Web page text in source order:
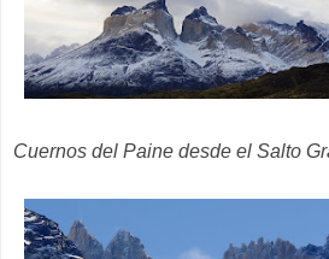
Cuernos del Paine desde el Salto